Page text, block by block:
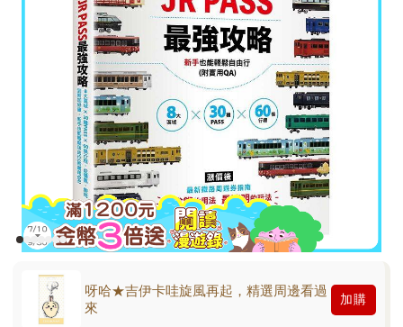
呀哈★吉伊卡哇旋風再起，精選周邊看過
來
加購